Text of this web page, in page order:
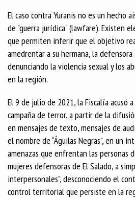
El caso contra Yuranis no es un hecho
de "guerra jurídica" (lawfare). Existen
que permiten inferir que el objetivo
amedrentar a su hermana, la
denunciando la violencia sexual y los
en la región.
El 9 de julio de 2021, la Fiscalía acusó
campaña de terror, a partir de la
en mensajes de texto, mensajes de
el nombre de “Águilas Negras”, en un
amenazas que enfrentan las personas
mujeres defensoras de El Salado, a
interpersonales", desconociendo el
control territorial que persiste en la